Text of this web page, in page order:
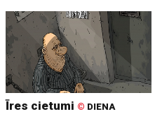
Īres cietumi © DIENA